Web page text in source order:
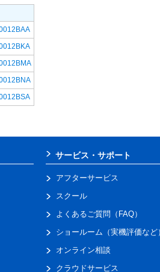
サービス・サポート
アフターサービス
スクール
よくあるご質問（FAQ）
ショールーム（実機評価など
オンライン相談
クラウドサービス